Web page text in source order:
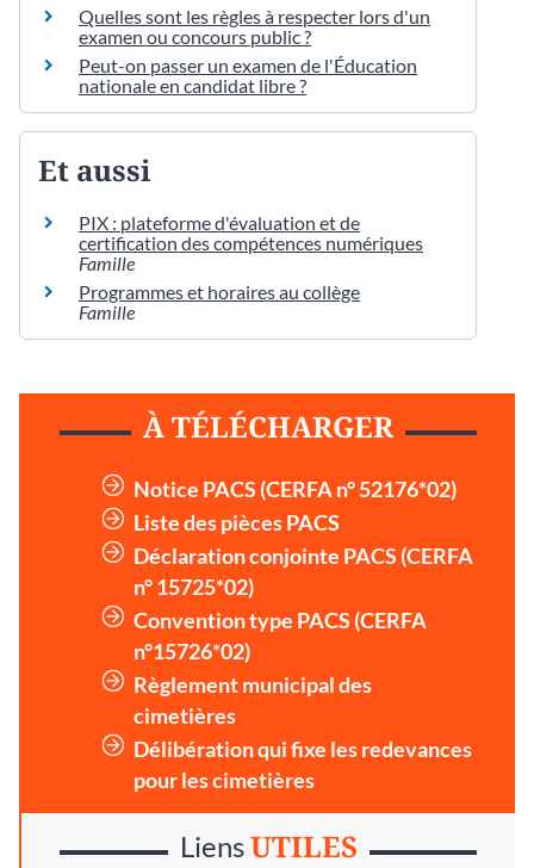
Quelles sont les règles à respecter lors d'un
examen ou concours public ?
Peut-on passer un examen de l'Éducation
nationale en candidat libre ?
Et aussi
PIX : plateforme d'évaluation et de
certification des compétences numériques
Famille
Programmes et horaires au collège
Famille
À TÉLÉCHARGER
Notice PACS (CERFA n° 52176*02)
Liste des pièces PACS
Déclaration conjointe PACS (CERFA
n° 15725*02)
Convention type PACS (CERFA
n°15726*02)
Règlement municipal des
cimetières
Délibération qui fixe les redevances
pour les cimetières
LiensUTILES